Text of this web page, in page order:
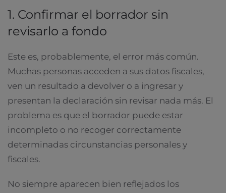
1. Confirmar el borrador sin
revisarlo a fondo
Este es, probablemente, el error más común.
Muchas personas acceden a sus datos fiscales,
ven un resultado a devolver o a ingresar y
presentan la declaración sin revisar nada más. El
problema es que el borrador puede estar
incompleto o no recoger correctamente
determinadas circunstancias personales y
fiscales.
No siempre aparecen bien reflejados los